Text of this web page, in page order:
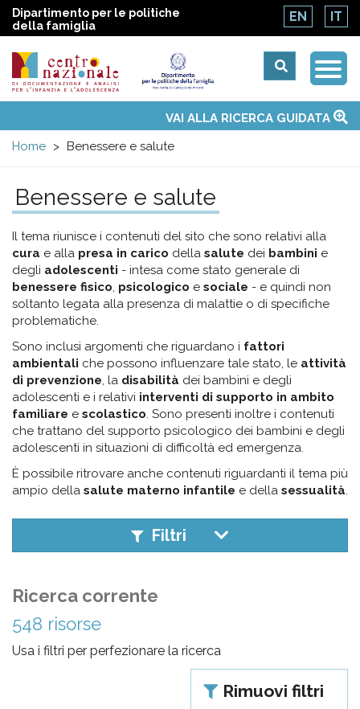
Dipartimento per le politiche
della famiglia
EN IT
Centro
nazionale
di
Documentazione
e
analisi
pr
l'infanzia
e
l'adolescenza
menu
Temi
Attività
Convenzione ONUVAI ALLA RICERCA GUIDATA
Home
Benessere e salute
Benessere e salute
Il tema riunisce i contenuti del sito che sono relativi alla
cura e alla presa in carico della salute dei bambini e
degli adolescenti - intesa come stato generale di
benessere fisico, psicologico e sociale - e quindi non
soltanto legata alla presenza di malattie o di specifiche
problematiche.
Sono inclusi argomenti che riguardano i fattori
ambientali che possono influenzare tale stato, le attività
di prevenzione, la disabilità dei bambini e degli
adolescenti e i relativi interventi di supporto in ambito
familiare e scolastico. Sono presenti inoltre i contenuti
che trattano del supporto psicologico dei bambini e degli
adolescenti in situazioni di difficoltà ed emergenza.
È possibile ritrovare anche contenuti riguardanti il tema più
ampio della salute materno infantile e della sessualità.
Filtri
Ricerca corrente
548 risorse
Usa i filtri per perfezionare la ricerca
Rimuovi filtri